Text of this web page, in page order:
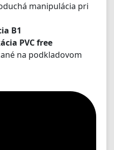
manipulácia pri
B1
PVC free
na podkladovom